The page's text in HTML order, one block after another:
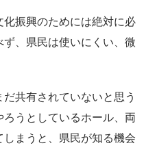
振興のためには絶対に必
、県民は使いにくい、微
共有されていないと思う
うとしているホール、両
まうと、県民が知る機会